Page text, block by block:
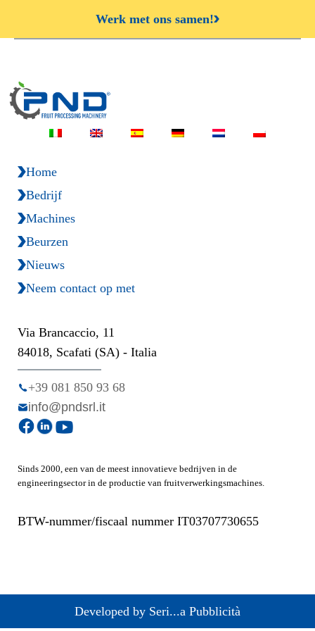
Werk met ons samen!
Sinds 2000, een van de meest innovatieve bedrijven in de
engineeringsector in de productie van fruitverwerkingsmachines.
BTW-nummer/fiscaal nummer IT03707730655
Home
Bedrijf
Machines
Beurzen
Nieuws
Neem contact op met
Via Brancaccio, 11
84018, Scafati (SA) - Italia
+39 081 850 93 68
info@pndsrl.it
Developed by Seri...a Pubblicità